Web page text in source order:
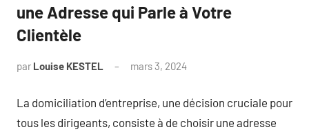
une Adresse qui Parle à Votre
Clientèle
par Louise KESTEL mars 3, 2024
La domiciliation d’entreprise, une décision cruciale pour
tous les dirigeants, consiste à de choisir une adresse